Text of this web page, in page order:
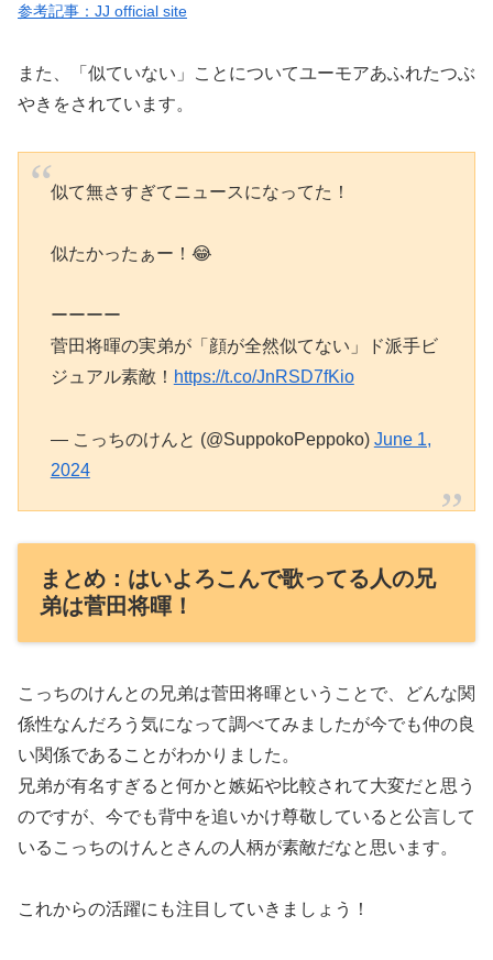
参考記事：JJ official site
また、「似ていない」ことについてユーモアあふれたつぶ
やきをされています。
似て無さすぎてニュースになってた！
似たかったぁー！😂
ーーーー
菅田将暉の実弟が「顔が全然似てない」ド派手ビ
ジュアル素敵！ https://t.co/JnRSD7fKio
— こっちのけんと (@SuppokoPeppoko) June 1,
2024
まとめ：はいよろこんで歌ってる人の兄
弟は菅田将暉！
こっちのけんとの兄弟は菅田将暉ということで、どんな関
係性なんだろう気になって調べてみましたが今でも仲の良
い関係であることがわかりました。
兄弟が有名すぎると何かと嫉妬や比較されて大変だと思う
のですが、今でも背中を追いかけ尊敬していると公言して
いるこっちのけんとさんの人柄が素敵だなと思います。
これからの活躍にも注目していきましょう！